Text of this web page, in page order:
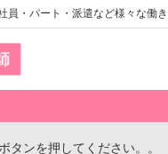
・パート・派遣など様々な働き
タンを押してください。。